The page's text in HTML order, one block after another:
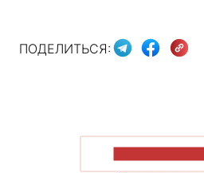
ПОДЕЛИТЬСЯ: